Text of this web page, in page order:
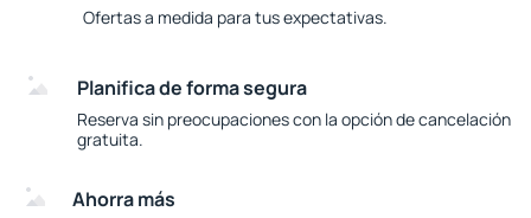
Ofertas a medida para tus expectativas.
Planifica de forma segura
Reserva sin preocupaciones con la opción de cancelación
gratuita.
Ahorra más